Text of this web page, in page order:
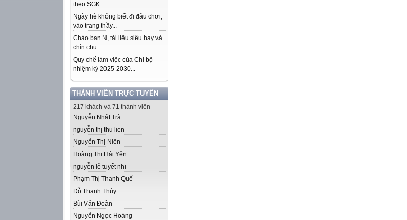
theo SGK...
Ngày hè không biết đi đâu chơi,
vào trang thầy...
Chào bạn N, tài liệu siêu hay và
chỉn chu...
Quy chế làm việc của Chi bộ
nhiệm kỳ 2025-2030...
THÀNH VIÊN TRỰC TUYẾN
217 khách và 71 thành viên
Nguyễn Nhật Trà
nguyễn thị thu lien
Nguyễn Thị Niên
Hoàng Thị Hải Yến
nguyễn lê tuyết nhi
Phạm Thị Thanh Quế
Đỗ Thanh Thủy
Bùi Văn Đoàn
Nguyễn Ngọc Hoàng